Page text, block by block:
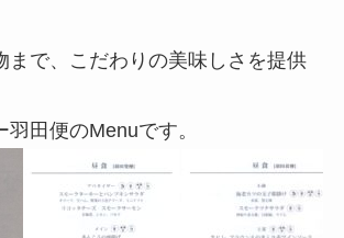
まで、こだわりの美味しさを提供
田便のMenuです。